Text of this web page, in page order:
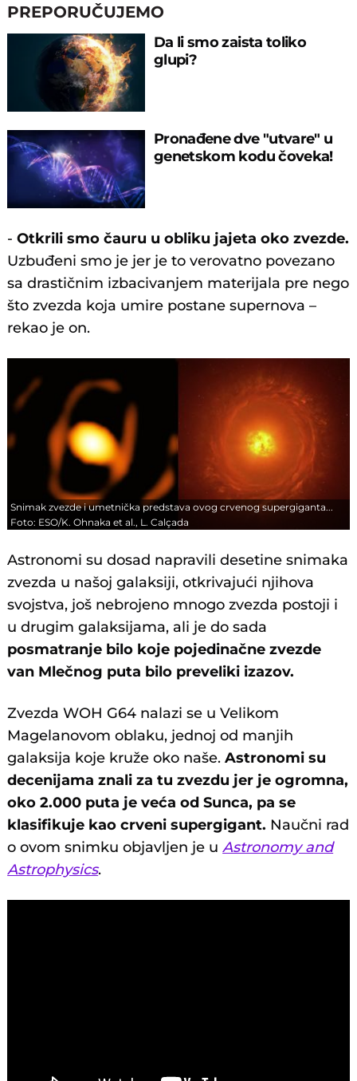
PREPORUČUJEMO
Da li smo zaista toliko
glupi?
Pronađene dve "utvare" u
genetskom kodu čoveka!
-Otkrili smo čauru u obliku jajeta oko zvezde.
Uzbuđeni smo je jer je to verovatno povezano
sa drastičnim izbacivanjem materijala pre nego
što zvezda koja umire postane supernova –
rekao je on.
Snimak zvezde i umetnička predstava ovog crvenog supergiganta...
Foto: ESO/K. Ohnaka et al., L. Calçada
Astronomi su dosad napravili desetine snimaka
zvezda u našoj galaksiji, otkrivajući njihova
svojstva, još nebrojeno mnogo zvezda postoji i
u drugim galaksijama, ali je do sada
posmatranje bilo koje pojedinačne zvezde
van Mlečnog puta bilo preveliki izazov.
Zvezda WOH G64 nalazi se u Velikom
Magelanovom oblaku, jednoj od manjih
galaksija koje kruže oko naše.Astronomi su
decenijama znali za tu zvezdu jer je ogromna,
oko 2.000 puta je veća od Sunca, pa se
klasifikuje kao crveni supergigant. Naučni rad
o ovom snimku objavljen je uAstronomy and
Astrophysics.